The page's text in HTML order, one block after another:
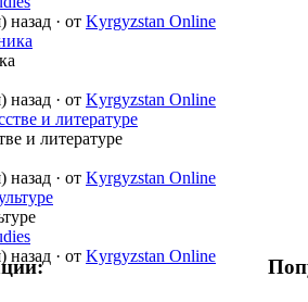
назад · от Kyrgyzstan Online
назад · от Kyrgyzstan Online
и литературе
и литературе
назад · от Kyrgyzstan Online
назад · от Kyrgyzstan Online